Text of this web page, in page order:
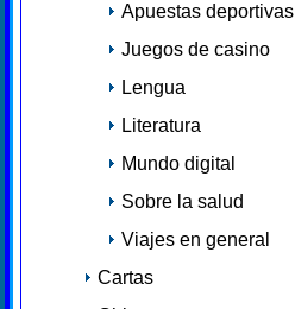
Apuestas deportivas
Juegos de casino
Lengua
Literatura
Mundo digital
Sobre la salud
Viajes en general
Cartas